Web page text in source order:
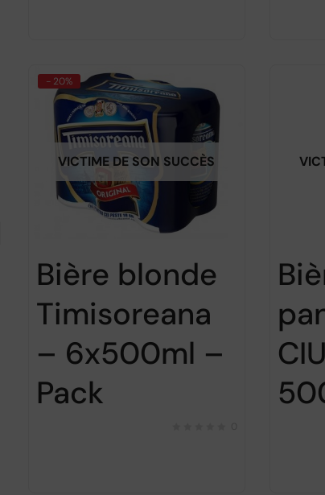
- 20%
VICTIME DE SON SUCCÈS
Bière blonde
Timisoreana
– 6x500ml –
Pack